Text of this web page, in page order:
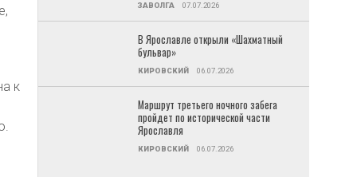
к
ЗАВОЛГА 07.07.2026
В Ярославле открыли «Шахматный
бульвар»
КИРОВСКИЙ 06.07.2026
Маршрут третьего ночного забега
пройдет по исторической части
Ярославля
КИРОВСКИЙ 06.07.2026